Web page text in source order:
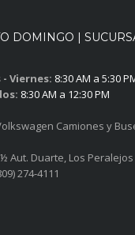
DOMINGO |
- Viernes: 8:30 AM a 5:30
8:30 AM a 12:30 PM
Camiones y
Aut. Duarte, Los Peralejos
274-4111